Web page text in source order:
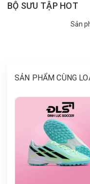
BỘ SƯU TẬP HOT
Sản
SẢN PHẨM CÙNG